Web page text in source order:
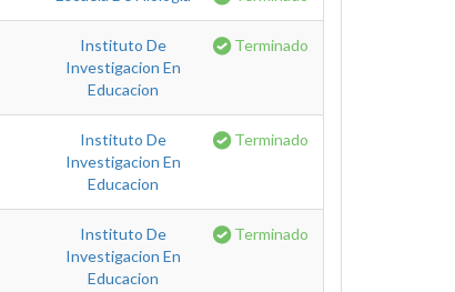
Instituto De
Investigacion En
Educacion
Terminado
Instituto De
Investigacion En
Educacion
Terminado
Instituto De
Investigacion En
Educacion
Terminado